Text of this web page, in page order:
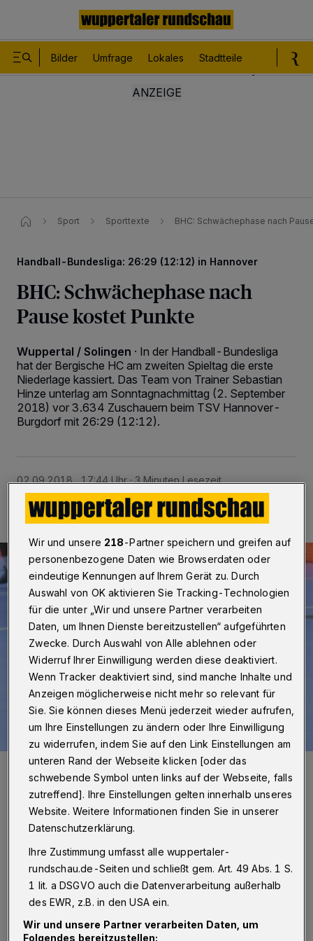
Bilder Umfrage Lokales Stadtteile
Sport Sporttexte BHC: Schwächephase nach
Handball-Bundesliga: 26:29 (12:12) in Hannover
BHC: Schwächephase nach
Pause kostet Punkte
Wuppertal / Solingen · In der Handball-Bundesliga
hat der Bergische HC am zweiten Spieltag die erste
Niederlage kassiert. Das Team von Trainer Sebastian
Hinze unterlag am Sonntagnachmittag (2. September
2018) vor 3.634 Zuschauern beim TSV Hannover-
Burgdorf mit 26:29 (12:12).
02.09.2018 , 17:44 Uhr 3 Minuten Lesezeit
Der BHC wurde niedergerungen (Archivbild).
Foto: Dirk Freund
Von Jörn Koldehoff und Thomas Schulz
N eben den verletzten Bastian
Rutschmann und Fabian Gubrod
Wir und unsere 218-Partner speichern und greifen auf
personenbezogene Daten wie Browserdaten oder
eindeutige Kennungen auf Ihrem Gerät zu. Durch
Auswahl von OK aktivieren Sie Tracking-Technologien
für die unter „Wir und unsere Partner verarbeiten
Daten, um Ihnen Dienste bereitzustellen“ aufgeführten
Zwecke. Durch Auswahl von Alle ablehnen oder
Widerruf Ihrer Einwilligung werden diese deaktiviert.
Wenn Tracker deaktiviert sind, sind manche Inhalte und
Anzeigen möglicherweise nicht mehr so relevant für
Sie. Sie können dieses Menü jederzeit wieder aufrufen,
um Ihre Einstellungen zu ändern oder Ihre Einwilligung
zu widerrufen, indem Sie auf den Link Einstellungen am
unteren Rand der Webseite klicken [oder das
schwebende Symbol unten links auf der Webseite, falls
zutreffend]. Ihre Einstellungen gelten innerhalb unseres
Website. Weitere Informationen finden Sie in unserer
Datenschutzerklärung.
Ihre Zustimmung umfasst alle wuppertaler-
rundschau.de-Seiten und schließt gem. Art. 49 Abs. 1 S.
1 lit. a DSGVO auch die Datenverarbeitung außerhalb
des EWR, z.B. in den USA ein.
Wir und unsere Partner verarbeiten Daten, um
Folgendes bereitzustellen: